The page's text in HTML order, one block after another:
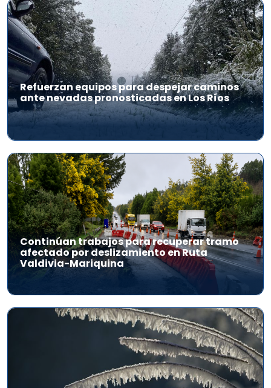
Refuerzan equipos para despejar caminos
ante nevadas pronosticadas en Los Ríos
Continúan trabajos para recuperar tramo
afectado por deslizamiento en Ruta
Valdivia-Mariquina